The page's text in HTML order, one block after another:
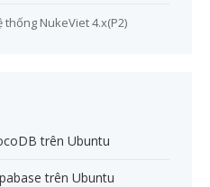
thống NukeViet 4.x(P2)
trên Ubuntu
trên Ubuntu